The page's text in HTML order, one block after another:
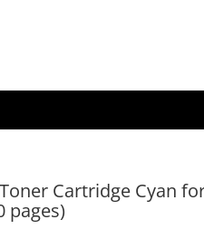
Cartridge Cyan
pages)